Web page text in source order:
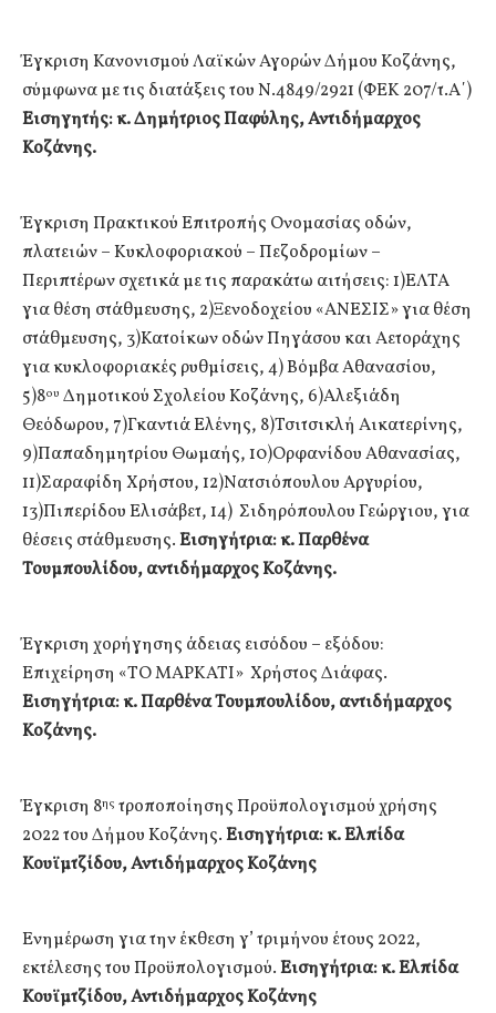
Έγκριση Κανονισμού Λαϊκών Αγορών Δήμου Κοζάνης,
σύμφωνα με τις διατάξεις του Ν.4849/2921 (ΦΕΚ 207/τ.Α΄)
Εισηγητής: κ. Δημήτριος Παφύλης, Αντιδήμαρχος
Κοζάνης.
Έγκριση Πρακτικού Επιτροπής Ονομασίας οδών,
πλατειών – Κυκλοφοριακού – Πεζοδρομίων –
Περιπτέρων σχετικά με τις παρακάτω αιτήσεις: 1)ΕΛΤΑ
για θέση στάθμευσης, 2)Ξενοδοχείου «ΑΝΕΣΙΣ» για θέση
στάθμευσης, 3)Κατοίκων οδών Πηγάσου και Αετοράχης
για κυκλοφοριακές ρυθμίσεις, 4) Βόμβα Αθανασίου,
5)8ου Δημοτικού Σχολείου Κοζάνης, 6)Αλεξιάδη
Θεόδωρου, 7)Γκαντιά Ελένης, 8)Τσιτσικλή Αικατερίνης,
9)Παπαδημητρίου Θωμαής, 10)Ορφανίδου Αθανασίας,
11)Σαραφίδη Χρήστου, 12)Νατσιόπουλου Αργυρίου,
13)Πιπερίδου Ελισάβετ, 14) Σιδηρόπουλου Γεώργιου, για
θέσεις στάθμευσης.Εισηγήτρια: κ. Παρθένα
Τουμπουλίδου, αντιδήμαρχος Κοζάνης.
Έγκριση χορήγησης άδειας εισόδου – εξόδου:
Επιχείρηση «ΤΟ ΜΑΡΚΑΤΙ» Χρήστος Διάφας.
Εισηγήτρια: κ. Παρθένα Τουμπουλίδου, αντιδήμαρχος
Κοζάνης.
Έγκριση 8ης τροποποίησης Προϋπολογισμού χρήσης
2022 του Δήμου Κοζάνης.Εισηγήτρια: κ. Ελπίδα
Κουϊμτζίδου, Αντιδήμαρχος Κοζάνης
Ενημέρωση για την έκθεση γ’ τριμήνου έτους 2022,
εκτέλεσης του Προϋπολογισμού.Εισηγήτρια: κ. Ελπίδα
Κουϊμτζίδου, Αντιδήμαρχος Κοζάνης